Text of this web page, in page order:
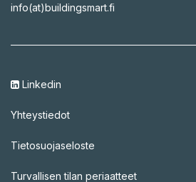
info(at)buildingsmart.fi
Linkedin
Yhteystiedot
Tietosuojaseloste
Turvallisen tilan periaatteet